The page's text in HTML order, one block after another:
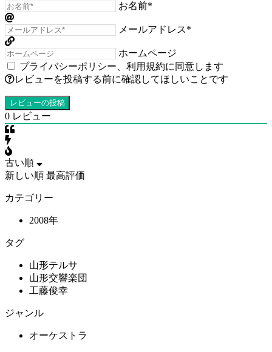
お名前*
メールアドレス*
ホームページ
プライバシーポリシー
利用規約に同意します
レビューを投稿する前に確認してほしいことです
0 レビュー
古い順
新しい順 最高評価
カテゴリー
2008年
タグ
山形テルサ
山形交響楽団
工藤俊幸
ジャンル
オーケストラ